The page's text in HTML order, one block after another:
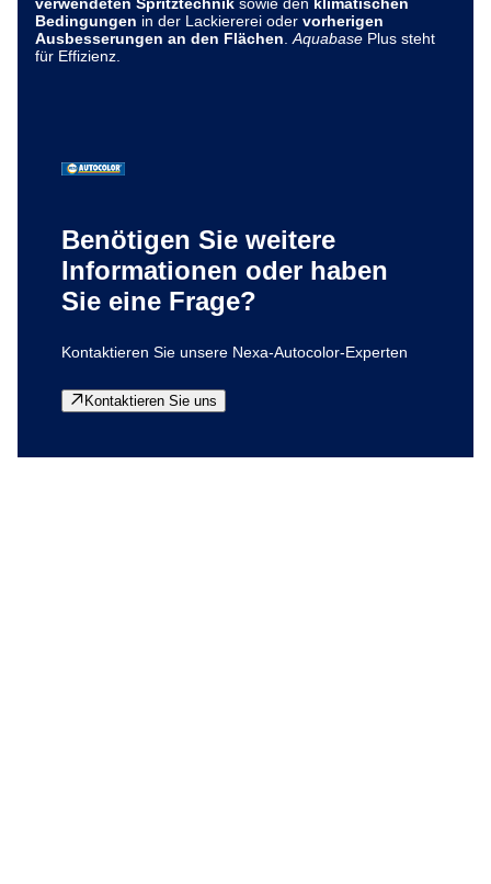
Bedingungen in der Lackiererei oder vorherigen
Ausbesserungen an den Flächen Aquabase Plus steht
für Effizienz.
Benötigen Sie weitere
Informationen oder haben
Sie eine Frage?
Kontaktieren Sie unsere Nexa-Autocolor-Experten
Kontaktieren Sie uns